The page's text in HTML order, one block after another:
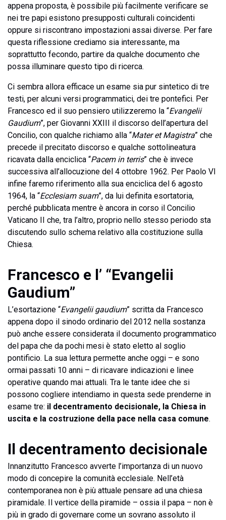
appena proposta, è possibile più facilmente verificare se
nei tre papi esistono presupposti culturali coincidenti
oppure si riscontrano impostazioni assai diverse. Per fare
questa riflessione crediamo sia interessante, ma
soprattutto fecondo, partire da qualche documento che
possa illuminare questo tipo di ricerca.
Ci sembra allora efficace un esame sia pur sintetico di tre
testi, per alcuni versi programmatici, dei tre pontefici. Per
Francesco ed il suo pensiero utilizzeremo la “Evangelii
Gaudium”, per Giovanni XXIII il discorso dell’apertura del
Concilio, con qualche richiamo alla “Mater et Magistra” che
precede il precitato discorso e qualche sottolineatura
ricavata dalla enciclica “Pacem in terris” che è invece
successiva all’allocuzione del 4 ottobre 1962. Per Paolo VI
infine faremo riferimento alla sua enciclica del 6 agosto
1964, la “Ecclesiam suam”, da lui definita esortatoria,
perché pubblicata mentre è ancora in corso il Concilio
Vaticano II che, tra l’altro, proprio nello stesso periodo sta
discutendo sullo schema relativo alla costituzione sulla
Chiesa.
Francesco e l’ “Evangelii
Gaudium”
L’esortazione “Evangelii gaudium” scritta da Francesco
appena dopo il sinodo ordinario del 2012 nella sostanza
può anche essere considerata il documento programmatico
del papa che da pochi mesi è stato eletto al soglio
pontificio. La sua lettura permette anche oggi – e sono
ormai passati 10 anni – di ricavare indicazioni e linee
operative quando mai attuali. Tra le tante idee che si
possono cogliere intendiamo in questa sede prenderne in
esame tre: il decentramento decisionale, la Chiesa in
uscita e la costruzione della pace nella casa comune.
Il decentramento decisionale
Innanzitutto Francesco avverte l’importanza di un nuovo
modo di concepire la comunità ecclesiale. Nell’età
contemporanea non è più attuale pensare ad una chiesa
piramidale. Il vertice della piramide – ossia il papa – non è
più in grado di governare come un sovrano assoluto il